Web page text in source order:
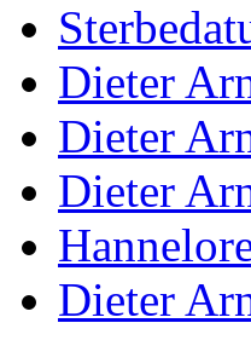
Dieter
Dieter
Dieter
Dieter